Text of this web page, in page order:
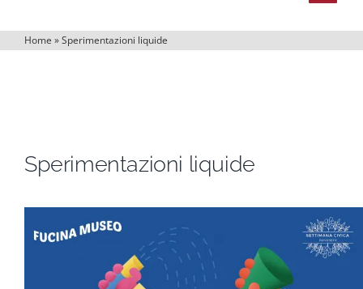
HOME
Eventi
Home »Sperimentazioni liquide
Sperimentazioni liquide